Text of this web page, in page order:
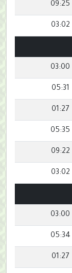
09:25
03:02
03:00
05:31
01:27
05:35
09:22
03:02
03:00
05:34
01:27